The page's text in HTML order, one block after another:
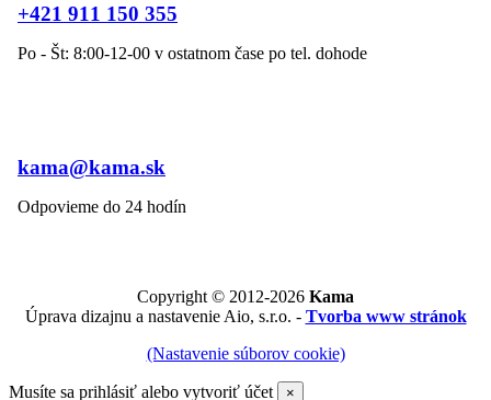
+421 911 150 355
Po - Št: 8:00-12-00 v ostatnom čase po tel. dohode
kama@kama.sk
Odpovieme do 24 hodín
Copyright © 2012-2026 Kama
Úprava dizajnu a nastavenie Aio, s.r.o. - Tvorba www stránok
(Nastavenie súborov cookie)
Musíte sa prihlásiť alebo vytvoriť účet ×